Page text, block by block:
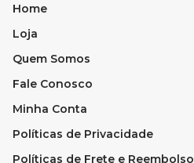
Home
Loja
Quem Somos
Fale Conosco
Minha Conta
Políticas de Privacidade
Políticas de Frete e Reembolso